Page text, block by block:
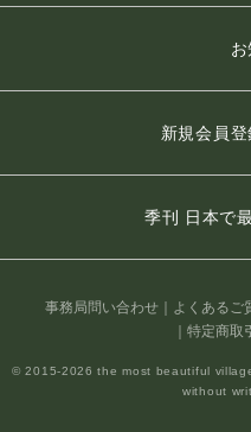
新規会員
季刊 日本で
事務局問い合わせ よくあるご
特定商取
© 2015-2026 the most beautiful
without